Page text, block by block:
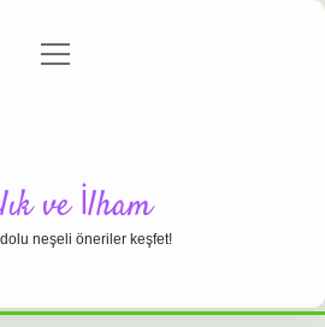
Politikası
menüyü
ve İlham
neşeli öneriler keşfet!